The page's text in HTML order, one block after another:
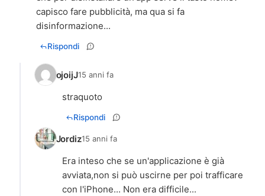
capisco fare pubblicità, ma qua si fa
disinformazione...
Rispondi
ojoijJ15 anni fa
straquoto
Rispondi
Jordiz15 anni fa
Era inteso che se un'applicazione è già
avviata,non si può uscirne per poi trafficare
con l'iPhone... Non era difficile...